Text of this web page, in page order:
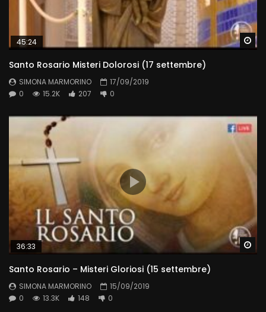
45:24
Santo Rosario Misteri Dolorosi (17 settembre)
SIMONA MARMORINO
17/09/2019
0
15.2K 207 0
36:33
Santo Rosario – Misteri Gloriosi (15 settembre)
SIMONA MARMORINO
15/09/2019
0
13.3K 148 0